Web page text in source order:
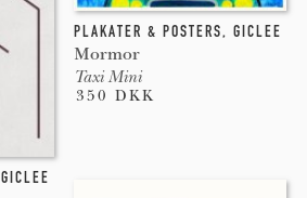
GICLEE
PLAKATER & POSTERS, GICLEE
Mormor
Taxi Mini
350 DKK